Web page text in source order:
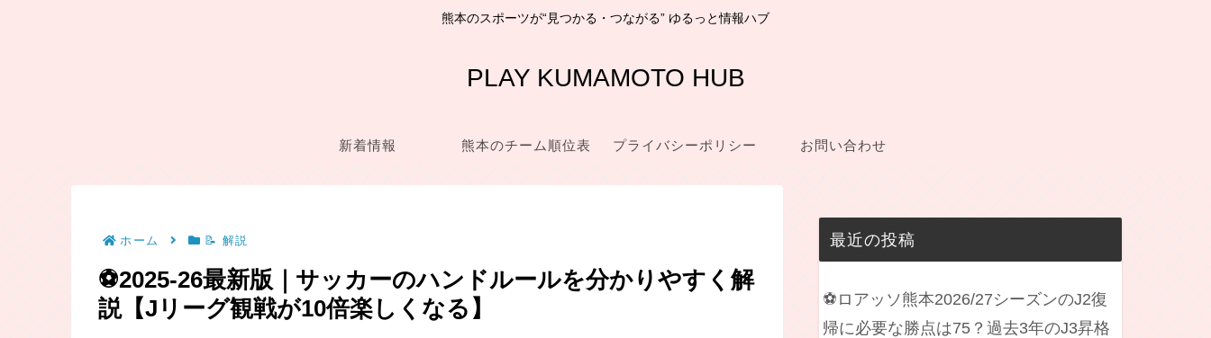
熊本のスポーツが“見つかる・つながる” ゆるっと情報ハブ
PLAY KUMAMOTO HUB
新着情報 熊本のチーム順位表 プライバシーポリシー お問い合わせ
ホーム 📝 解説
⚽2025-26最新版｜サッカーのハンドルールを分かりやすく解
説【Jリーグ観戦が10倍楽しくなる】
最近の投稿
⚽ロアッソ熊本2026/27シーズンのJ2復
帰に必要な勝点は75？過去3年のJ3昇格